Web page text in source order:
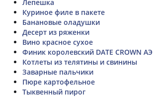
Лепешка
Куриное филе в пакете
Банановые оладушки
Десерт из ряженки
Вино красное сухое
Финик королевский DATE CROWN АЭ
Котлеты из телятины и свинины
Заварные пальчики
Пюре картофельное
Тыквенный пирог